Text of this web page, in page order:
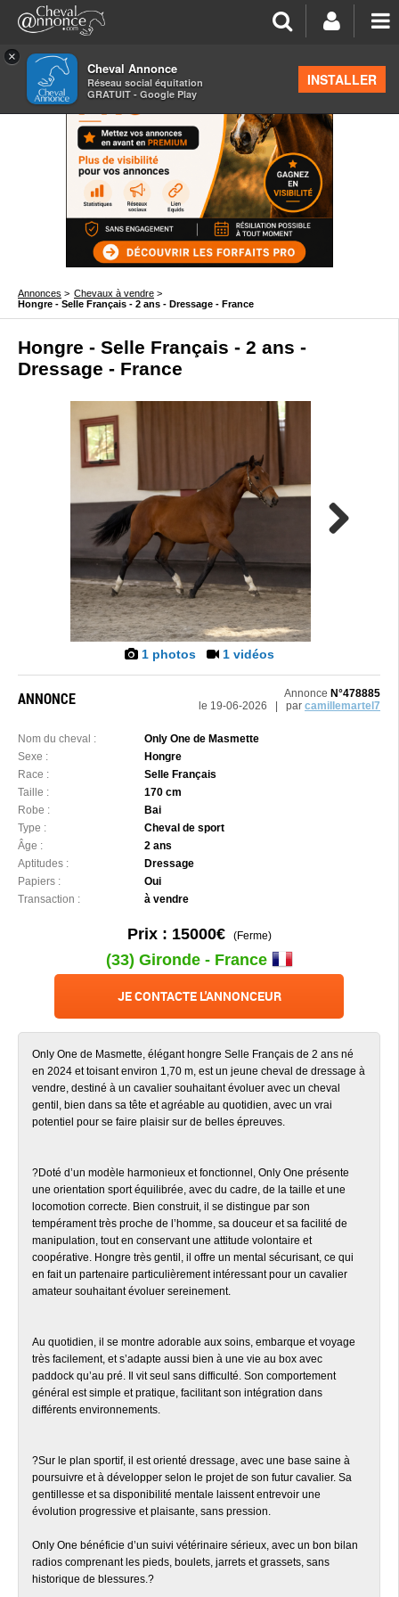
×
Cheval Annonce
Réseau social équitation
GRATUIT - Google Play
INSTALLER
Annonces > Chevaux à vendre >
Hongre - Selle Français - 2 ans - Dressage - France
Hongre - Selle Français - 2 ans -
Dressage - France
1 photos 1 vidéos
ANNONCE Annonce N°478885
le 19-06-2026 | par camillemartel7
Nom du cheval :
Only One de Masmette
Sexe :
Hongre
Race :
Selle Français
Taille :
170 cm
Robe :
Bai
Type :
Cheval de sport
Âge :
2 ans
Aptitudes :
Dressage
Papiers :
Oui
Transaction :
à vendre
Prix : 15000€(Ferme)
(33) Gironde - France
JE CONTACTE L'ANNONCEUR
Only One de Masmette, élégant hongre Selle Français de 2 ans né
en 2024 et toisant environ 1,70 m, est un jeune cheval de dressage à
vendre, destiné à un cavalier souhaitant évoluer avec un cheval
gentil, bien dans sa tête et agréable au quotidien, avec un vrai
potentiel pour se faire plaisir sur de belles épreuves.
?Doté d’un modèle harmonieux et fonctionnel, Only One présente
une orientation sport équilibrée, avec du cadre, de la taille et une
locomotion correcte. Bien construit, il se distingue par son
tempérament très proche de l’homme, sa douceur et sa facilité de
manipulation, tout en conservant une attitude volontaire et
coopérative. Hongre très gentil, il offre un mental sécurisant, ce qui
en fait un partenaire particulièrement intéressant pour un cavalier
amateur souhaitant évoluer sereinement.
Au quotidien, il se montre adorable aux soins, embarque et voyage
très facilement, et s’adapte aussi bien à une vie au box avec
paddock qu’au pré. Il vit seul sans difficulté. Son comportement
général est simple et pratique, facilitant son intégration dans
différents environnements.
?Sur le plan sportif, il est orienté dressage, avec une base saine à
poursuivre et à développer selon le projet de son futur cavalier. Sa
gentillesse et sa disponibilité mentale laissent entrevoir une
évolution progressive et plaisante, sans pression.
Only One bénéficie d’un suivi vétérinaire sérieux, avec un bon bilan
radios comprenant les pieds, boulets, jarrets et grassets, sans
historique de blessures.?